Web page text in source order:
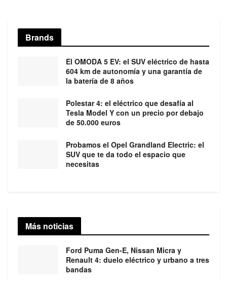
Brands
El OMODA 5 EV: el SUV eléctrico de hasta
604 km de autonomía y una garantía de
la batería de 8 años
Polestar 4: el eléctrico que desafía al
Tesla Model Y con un precio por debajo
de 50.000 euros
Probamos el Opel Grandland Electric: el
SUV que te da todo el espacio que
necesitas
Más noticias
Ford Puma Gen-E, Nissan Micra y
Renault 4: duelo eléctrico y urbano a tres
bandas